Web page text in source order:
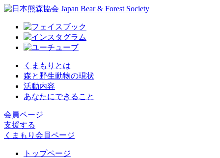
くまもりとは
森と野生動物の現状
活動内容
あなたにできること
会員ページ
支援する
くまもり会員ページ
トップページ